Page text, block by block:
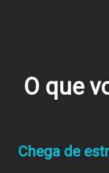
O que
Chega de